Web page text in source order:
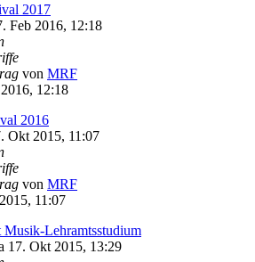
2017
Feb 2016, 12:18
von MRF
12:18
2016
Okt 2015, 11:07
von MRF
11:07
Lehramtsstudium
17. Okt 2015, 13:29